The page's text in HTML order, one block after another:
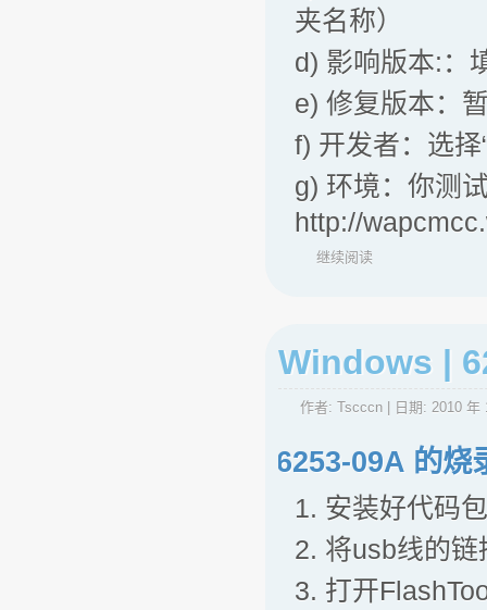
夹名称）
d) 影响版本:：
e) 修复版本：
f) 开发者：选
g) 环境：你测
http://
继续阅读
Windows |
作者: Tscccn | 日期: 2010 年
6253-09A 的烧
1. 安装好代码
2. 将usb线的
3. 打开